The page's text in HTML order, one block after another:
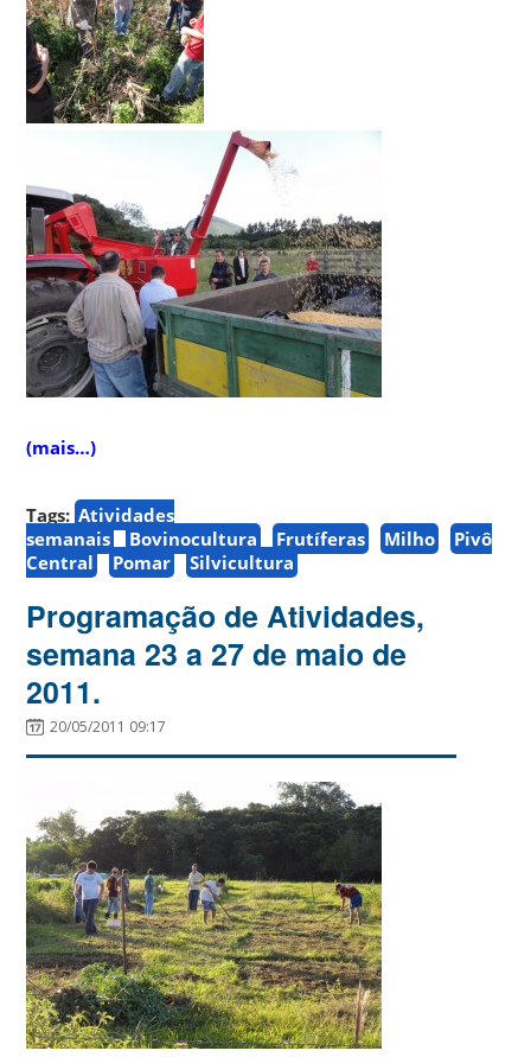
(mais…)
Tags: Atividades
semanais
Bovinocultura Frutíferas Milho
Pivô
Central
Pomar Silvicultura
Programação de Atividades,
semana 23 a 27 de maio de
2011.
20/05/2011 09:17